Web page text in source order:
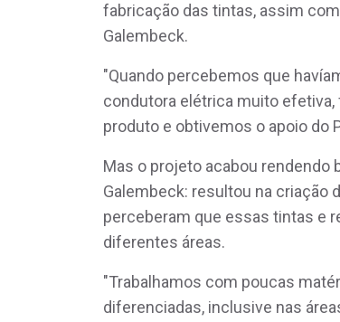
fabricação das tintas, assim
Galembeck.
"Quando percebemos que
condutora elétrica muito
produto e obtivemos o apoio do
Mas o projeto acabou rendendo
Galembeck: resultou na criação
perceberam que essas tintas e
diferentes áreas.
"Trabalhamos com poucas
diferenciadas, inclusive nas